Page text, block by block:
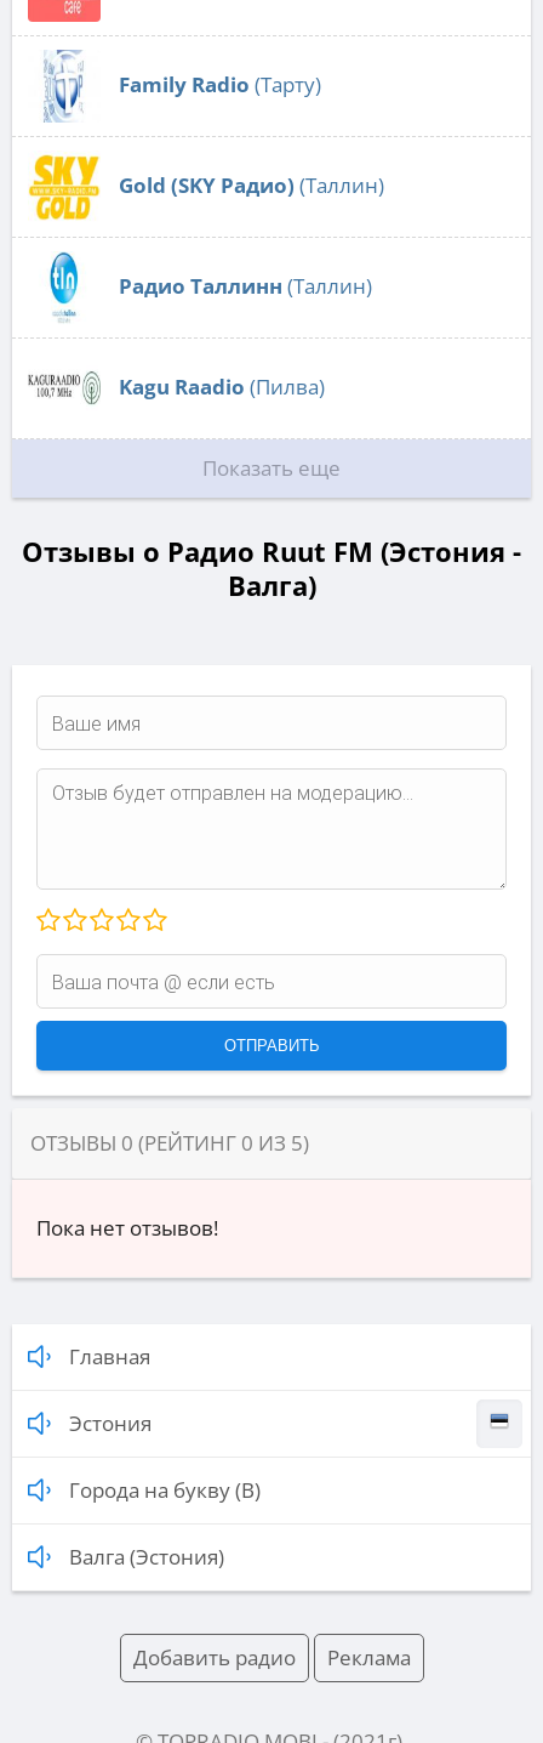
Family Radio (Тарту)
Gold (SKY Радио) (Таллин)
Радио Таллинн (Таллин)
Kagu Raadio (Пилва)
Показать еще
Отзывы о Радио Ruut FM (Эстония -
Валга)
ОТЗЫВЫ 0 (РЕЙТИНГ 0 ИЗ 5)
Пока нет отзывов!
Главная
Эстония
Города на букву (В)
Валга (Эстония)
Добавить радио Реклама